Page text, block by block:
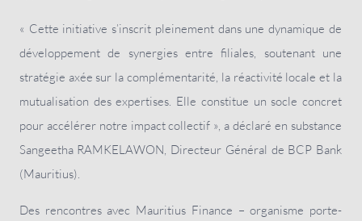
« Cette initiative s’inscrit pleinement dans une dynamique de
développement de synergies entre filiales, soutenant une
stratégie axée sur la complémentarité, la réactivité locale et la
mutualisation des expertises. Elle constitue un socle concret
pour accélérer notre impact collectif », a déclaré en substance
Sangeetha RAMKELAWON, Directeur Général de BCP Bank
(Mauritius).
Des rencontres avec Mauritius Finance – organisme porte-